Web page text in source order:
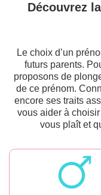
Découvrez
Le choix d’un
futurs parents.
proposons de
de ce prénom.
encore ses traits
vous aider à
vous plaît et